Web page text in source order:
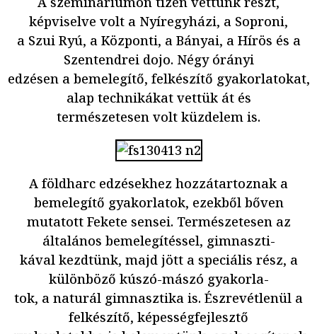
képviselve volt a Nyíregyházi, a Soproni,
a Szui Ryú, a Központi, a Bányai, a Hírös és a
Szentendrei dojo. Négy órányi
edzésen a bemelegítő, felkészítő gyakorlatokat,
alap technikákat vettük át és
természetesen volt küzdelem is.
A földharc edzésekhez hozzátartoznak a
bemelegítő gyakorlatok, ezekből bőven
mutatott Fekete sensei. Természetesen az
általános bemelegítéssel, gimnaszti-
kával kezdtünk, majd jött a speciális rész, a
különböző kúszó-mászó gyakorla-
tok, a naturál gimnasztika is. Észrevétlenül a
felkészítő, képességfejlesztő